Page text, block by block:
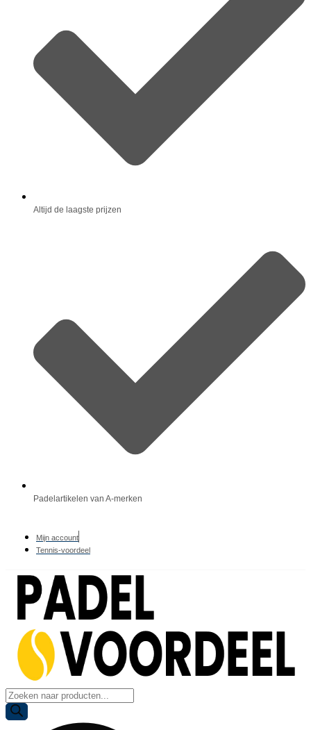
Altijd de laagste prijzen
Padelartikelen van A-merken
Mijn account
Tennis-voordeel
Producten
zoeken